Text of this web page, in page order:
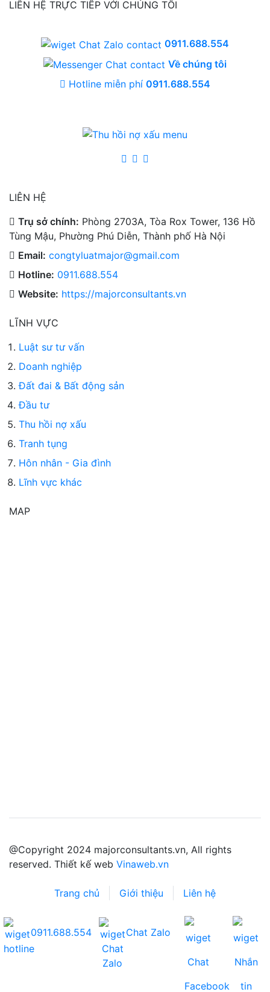
LIÊN HỆ TRỰC TIẾP VỚI CHÚNG TÔI
0911.688.554
Về chúng tôi
Hotline miễn phí 0911.688.554
LIÊN HỆ
Trụ sở chính: Phòng 2703A, Tòa Rox Tower, 136 Hồ
Tùng Mậu, Phường Phú Diễn, Thành phố Hà Nội
Email: congtyluatmajor@gmail.com
Hotline: 0911.688.554
Website: https://majorconsultants.vn
LĨNH VỰC
Luật sư tư vấn
Doanh nghiệp
Đất đai & Bất động sản
Đầu tư
Thu hồi nợ xấu
Tranh tụng
Hôn nhân - Gia đình
Lĩnh vực khác
MAP
@Copyright 2024 majorconsultants.vn, All rights
reserved. Thiết kế web Vinaweb.vn
Trang chủ Giới thiệu Liên hệ
0911.688.554 Chat Zalo